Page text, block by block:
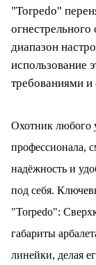
"Torpedo"
диапазон
использование
требованиями
Охотник любого
профессионала,
надёжность и
под себя.
"Torpedo":
габариты
линейки, делая
недели